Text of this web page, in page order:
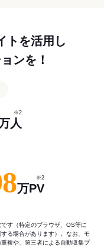
トを活用し
ンを！
人
※2
万PV
※2
す（特定のブラウザ、OS等に
る場合があります）。なお、モ
複や、第三者による自動収集プ